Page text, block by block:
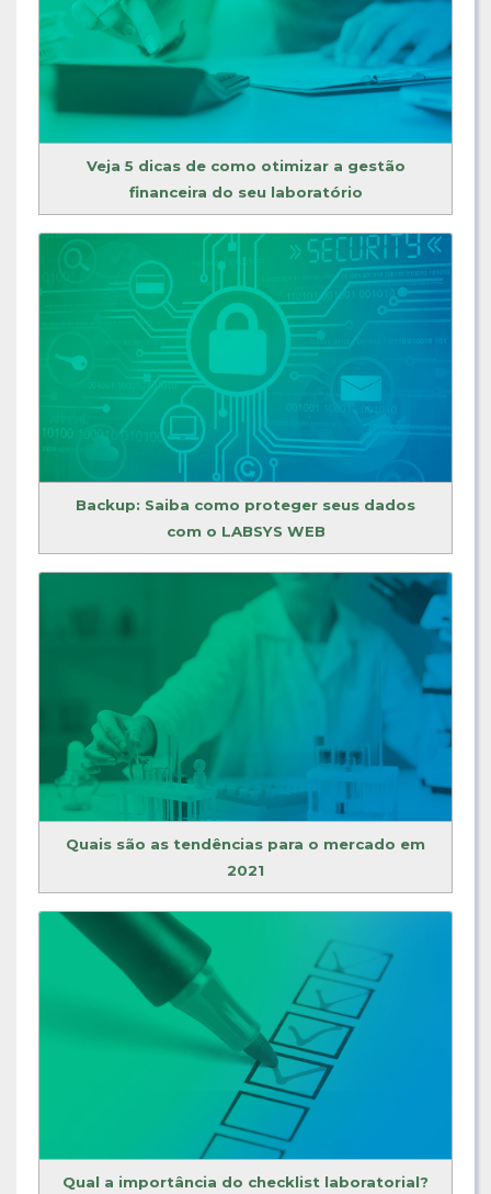
Veja 5 dicas de como otimizar a gestão
financeira do seu laboratório
Backup: Saiba como proteger seus dados
com o LABSYS WEB
Quais são as tendências para o mercado em
2021
Qual a importância do checklist laboratorial?